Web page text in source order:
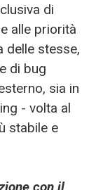
di
alle priorità
delle stesse,
di bug
sia in
- volta al
stabile e